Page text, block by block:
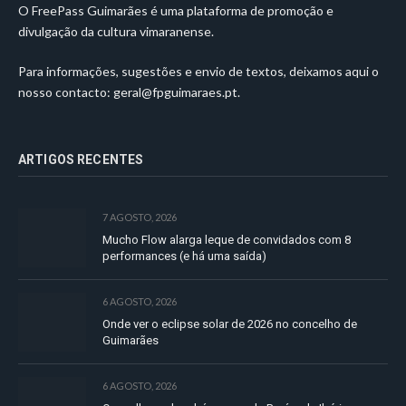
O FreePass Guimarães é uma plataforma de promoção e
divulgação da cultura vimaranense.
Para informações, sugestões e envio de textos, deixamos aqui o
nosso contacto: geral@fpguimaraes.pt.
ARTIGOS RECENTES
7 AGOSTO, 2026
Mucho Flow alarga leque de convidados com 8
performances (e há uma saída)
6 AGOSTO, 2026
Onde ver o eclipse solar de 2026 no concelho de
Guimarães
6 AGOSTO, 2026